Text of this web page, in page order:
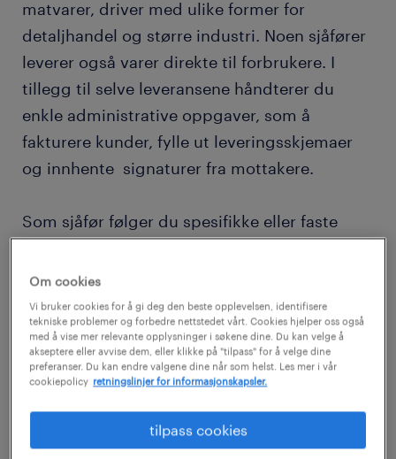
matvarer, driver med ulike former for
detaljhandel og større industri. Noen sjåfører
leverer også varer direkte til forbrukere. I
tillegg til selve leveransene håndterer du
enkle administrative oppgaver, som å
fakturere kunder, fylle ut leveringsskjemaer
og innhente signaturer fra mottakere.
Som sjåfør følger du spesifikke eller faste
kjennskap til området du jobber i. Det er
viktig å vite hvilke veier som tillater varebiler
og lastebiler, samt å ha oversikt over
trafikkforholdene til ulike tider på døgnet.
Høres det spennende ut å jobbe utendørs og
møte nye mennesker? Les videre for å finne ut
Om cookies
Vi bruker cookies for å gi deg den beste opplevelsen, identifisere
tekniske problemer og forbedre nettstedet vårt. Cookies hjelper oss også
med å vise mer relevante opplysninger i søkene dine. Du kan velge å
akseptere eller avvise dem, eller klikke på "tilpass" for å velge dine
preferanser. Du kan endre valgene dine når som helst. Les mer i vår
cookiepolicy retningslinjer for informasjonskapsler.
tilpass cookies